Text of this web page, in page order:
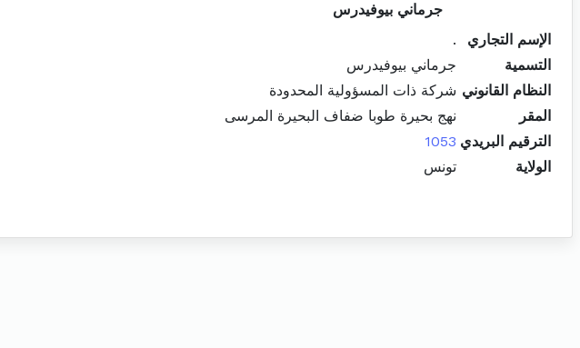
جرماني بيوفيدرس
الإسم التجاري
.
التسمية
جرماني بيوفيدرس
النظام القانوني شركة ذات المسؤولية المحدودة
المقر
نهج بحيرة طوبا ضفاف البحيرة المرسى
الترقيم البريدي 1053
الولاية
تونس